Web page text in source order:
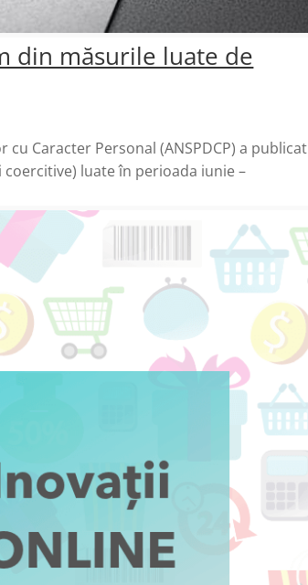
din măsurile luate de
Caracter Personal (ANSPDCP) a publicat
luate în perioada iunie –